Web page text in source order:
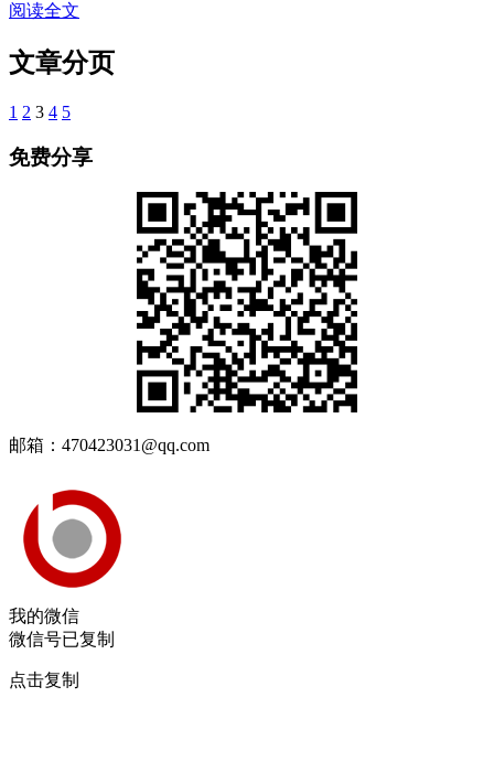
阅读全文
文章分页
1 2 3 4 5
免费分享
邮箱：470423031@qq.com
我的微信
微信号已复制
点击复制